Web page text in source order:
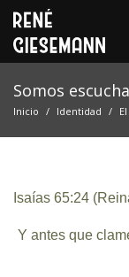
Somos
Inicio Identidad
Isaías 65:24
Y antes que